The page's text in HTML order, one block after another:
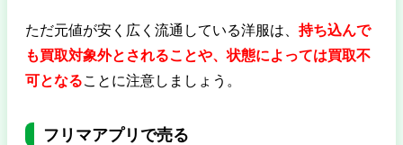
ただ元値が安く広く流通している洋服は、 持ち込んで
も買取対象外とされることや、状態によっては買取不
可となることに注意しましょう。
フリマアプリで売る